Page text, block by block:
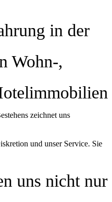
in der
Wohn-,
zeichnet uns
und unser Service. Sie
uns nicht nur